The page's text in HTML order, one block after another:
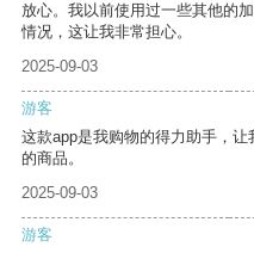
放心。我以前使用过一些其他的
情况，这让我非常担心。
2025-09-03
游客
这款app是我购物的得力助手，
的商品。
2025-09-03
游客